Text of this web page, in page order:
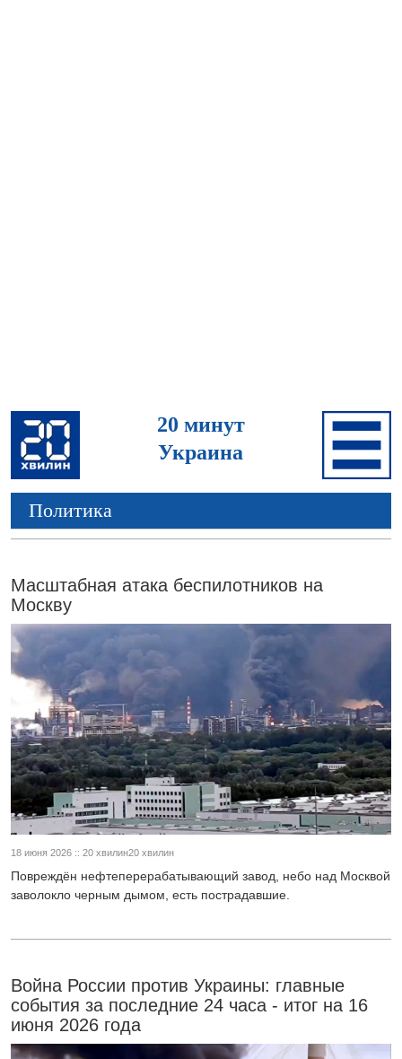
20 минут
Украина
Политика
Масштабная атака беспилотников на
Москву
18 июня 2026 :: 20 хвилин20 хвилин
Повреждён нефтеперерабатывающий завод, небо над Москвой
заволокло черным дымом, есть пострадавшие.
Война России против Украины: главные
события за последние 24 часа - итог на 16
июня 2026 года